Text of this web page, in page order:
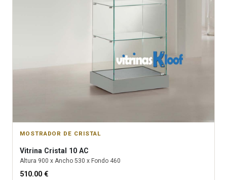
MOSTRADOR DE CRISTAL
Vitrina Cristal 10 AC
Altura 900 x Ancho 530 x Fondo 460
510.00 €